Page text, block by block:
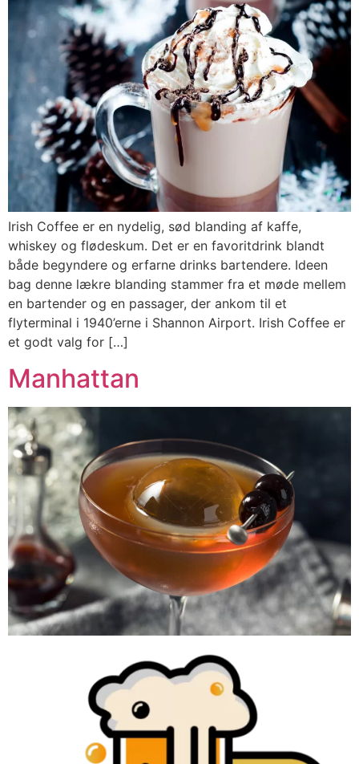
Irish Coffee er en nydelig, sød blanding af kaffe,
whiskey og flødeskum. Det er en favoritdrink blandt
både begyndere og erfarne drinks bartendere. Ideen
bag denne lækre blanding stammer fra et møde mellem
en bartender og en passager, der ankom til et
flyterminal i 1940’erne i Shannon Airport. Irish Coffee er
et godt valg for […]
Manhattan